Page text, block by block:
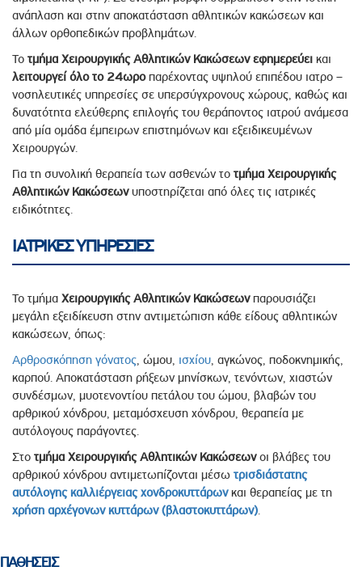
ανάπλαση και στην αποκατάσταση αθλητικών κακώσεων και
άλλων ορθοπεδικών προβλημάτων.
Το τμήμα Χειρουργικής Αθλητικών Κακώσεων εφημερεύει και
λειτουργεί όλο το 24ωροπαρέχοντας υψηλού επιπέδου ιατρο –
νοσηλευτικές υπηρεσίες σε υπερσύγχρονους χώρους, καθώς και
δυνατότητα ελεύθερης επιλογής του θεράποντος ιατρού ανάμεσα
από μία ομάδα έμπειρων επιστημόνων και εξειδικευμένων
Χειρουργών.
Για τη συνολική θεραπεία των ασθενών το τμήμα Χειρουργικής
Αθλητικών Κακώσεωνυποστηρίζεται από όλες τις ιατρικές
ειδικότητες.
ΙΑΤΡΙΚΕΣ ΥΠΗΡΕΣΙΕΣ
Το τμήμα Χειρουργικής Αθλητικών Κακώσεωνπαρουσιάζει
μεγάλη εξειδίκευση στην αντιμετώπιση κάθε είδους αθλητικών
κακώσεων, όπως:
Αρθροσκόπηση γόνατος, ώμου, ισχίου, αγκώνος, ποδοκνημικής,
καρπού. Αποκατάσταση ρήξεων μηνίσκων, τενόντων, χιαστών
συνδέσμων, μυοτενοντίου πετάλου του ώμου, βλαβών του
αρθρικού χόνδρου, μεταμόσχευση χόνδρου, θεραπεία με
αυτόλογους παράγοντες.
Στο τμήμα Χειρουργικής Αθλητικών Κακώσεωνοι βλάβες του
αρθρικού χόνδρου αντιμετωπίζονται μέσω τρισδιάστατης
αυτόλογης καλλιέργειας χονδροκυττάρων και θεραπείας με τη
χρήση αρχέγονων κυττάρων (βλαστοκυττάρων).
ΠΑΘΗΣΕΙΣ